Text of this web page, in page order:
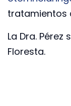
tratamientos
La Dra. Pérez
Floresta.